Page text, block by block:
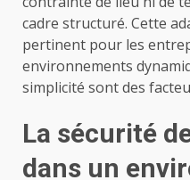
cadre structuré. Cette
pertinent pour les
environnements
simplicité sont des
La sécurité
dans un